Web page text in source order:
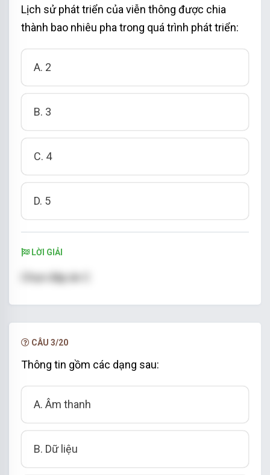
Lịch sử phát triển của viễn thông được chia
thành bao nhiêu pha trong quá trình phát triển:
A. 2
B. 3
C. 4
D. 5
LỜI GIẢI
Chọn đáp án C
CÂU 3/20
Thông tin gồm các dạng sau:
A. Âm thanh
B. Dữ liệu